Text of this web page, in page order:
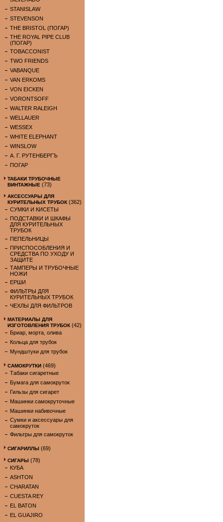
STANISLAW
STEVENSON
THE BRISTOL (ПОГАР)
THE ROYAL PIPE CLUB
(ПОГАР)
TOBACCONIST
TWO FRIENDS
VABANQUE
VAN ERKOMS
VON EICKEN
VORONTSOFF
WALTER RALEIGH
WELLAUER
WESSEX
WHITE ELEPHANT
WINSLOW
А. Г. РУТЕНБЕРГЪ
ПОГАР
ТАБАКИ ТРУБОЧНЫЕ
ВИНТАЖНЫЕ (73)
АКСЕССУАРЫ ДЛЯ
КУРИТЕЛЬНЫХ ТРУБОК (362)
СУМКИ И КИСЕТЫ
ПОДСТАВКИ И ШКАФЫ
ДЛЯ КУРИТЕЛЬНЫХ
ТРУБОК
ПЕПЕЛЬНИЦЫ
ПРИСПОСОБЛЕНИЯ И
СРЕДСТВА ПО УХОДУ И
ЗАЩИТЕ
ТАМПЕРЫ И ТРУБОЧНЫЕ
НОЖИ
ЕРШИ
ФИЛЬТРЫ ДЛЯ
КУРИТЕЛЬНЫХ ТРУБОК
ЧЕХЛЫ ДЛЯ ФИЛЬТРОВ
МАТЕРИАЛЫ ДЛЯ
ИЗГОТОВЛЕНИЯ ТРУБОК (42)
Бриар, морта, олива
Кольца для трубок
Мундштуки для трубок
САМОКРУТКИ (469)
Табаки сигаретные
Бумага для самокруток
Гильзы для сигарет
Машинки самокруточные
Машинки набивочные
Сумки и аксессуары для
самокруток
Фильтры для самокруток
СИГАРИЛЛЫ (69)
СИГАРЫ (78)
КУБА
ASHTON
CHARATAN
CUESTA REY
EL BATON
EL GUAJIRO